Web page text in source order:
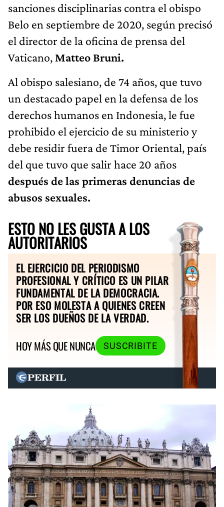
sanciones disciplinarias contra el obispo
Belo en septiembre de 2020, según precisó
el director de la oficina de prensa del
Vaticano, Matteo Bruni.
Al obispo salesiano, de 74 años, que tuvo
un destacado papel en la defensa de los
derechos humanos en Indonesia, le fue
prohibido el ejercicio de su ministerio y
debe residir fuera de Timor Oriental, país
del que tuvo que salir hace 20 años
después de las primeras denuncias de
abusos sexuales.
ESTO NO LES GUSTA A LOS
AUTORITARIOS
EL EJERCICIO DEL PERIODISMO
PROFESIONAL Y CRÍTICO ES UN PILAR
FUNDAMENTAL DE LA DEMOCRACIA.
POR ESO MOLESTA A QUIENES CREEN
SER LOS DUEÑOS DE LA VERDAD.
HOY MÁS QUE NUNCA
SUSCRIBITE